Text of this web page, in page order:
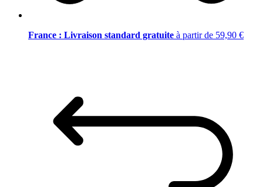
France : Livraison standard gratuite à partir de 59,90 €